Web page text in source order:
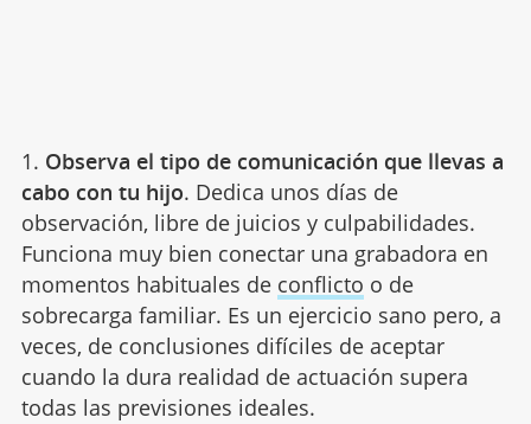
1. Observa el tipo de comunicación que llevas a
cabo con tu hijo. Dedica unos días de
observación, libre de juicios y culpabilidades.
Funciona muy bien conectar una grabadora en
momentos habituales de conflicto o de
sobrecarga familiar. Es un ejercicio sano pero, a
veces, de conclusiones difíciles de aceptar
cuando la dura realidad de actuación supera
todas las previsiones ideales.